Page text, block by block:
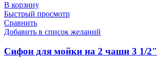
В корзину
Быстрый просмотр
Сравнить
Добавить в список желаний
Сифон для мойки на 2 чаши 3 1/2″